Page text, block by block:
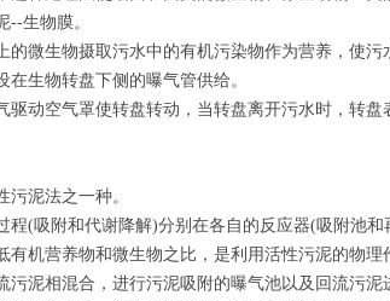
生物膜。
微生物摄取污水中的有机污染物作为营养，使污
生物转盘下侧的曝气管供给。
动空气罩使转盘转动，当转盘离开污水时，转盘
泥法之一种。
(吸附和代谢降解)分别在各自的反应器(吸附池和
机营养物和微生物之比，是利用活性污泥的物理
泥相混合，进行污泥吸附的曝气池以及回流污泥